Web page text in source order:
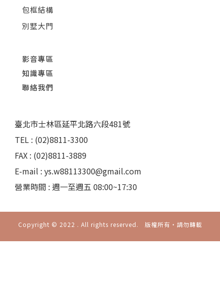
包框結構
別墅大門
影音專區
知識專區
聯絡我們
臺北市士林區延平北路六段481號
TEL : (02)8811-3300
FAX : (02)8811-3889
E-mail : ys.w88113300@gmail.com
營業時間 : 週一至週五 08:00~17:30
Copyright © 2022 . All rights reserved. 版權所有‧請勿轉載